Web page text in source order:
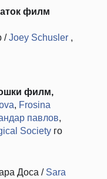
филм
/Joey Schusler ,
филм,
, Frosina
павлов,
Society го
Доса / Sara